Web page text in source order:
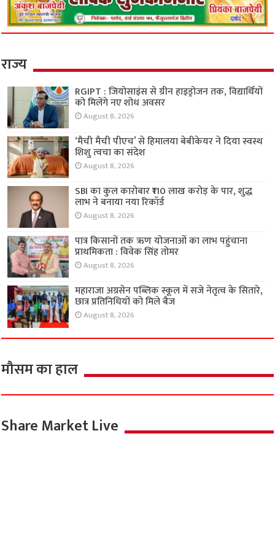
राज्य
RGIPT : जियोसाइंस से ग्रीन हाइड्रोजन तक, विद्यार्थियों
को मिलेंगे नए शोध अवसर
August 8, 2026
‘मैची मैची पीएच’ से हिमालया बेबीकेयर ने दिया स्वस्थ
शिशु त्वचा का संदेश
August 8, 2026
SBI का कुल कारोबार ₹110 लाख करोड़ के पार, शुद्ध
लाभ ने बनाया नया रिकॉर्ड
August 8, 2026
पात्र किसानों तक ऋण योजनाओं का लाभ पहुंचाना
प्राथमिकता : विवेक सिंह तोमर
August 8, 2026
महाराजा अग्रसेन पब्लिक स्कूल में सजे नेतृत्व के सितारे,
छात्र प्रतिनिधियों को मिले बैज
August 8, 2026
मौसम का हाल
Share Market Live